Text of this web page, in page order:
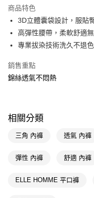
LINE Pay
Apple Pay
悠遊付
相關說明
【關於「AFTEE先享後付」】
１．簡單：不需註冊會員、不
３．安心：先確認商品／服務
即享券
全家取貨付款
商品特色
3D立體囊袋設計，服貼
高彈性腰帶，柔軟舒適
專業拔染技術洗久不退色
銷售重點
錦絲透氣不悶熱
相關分類
三角 內褲 透氣 內褲
彈性 內褲 舒適 內褲
ELLE HOMME 平口褲